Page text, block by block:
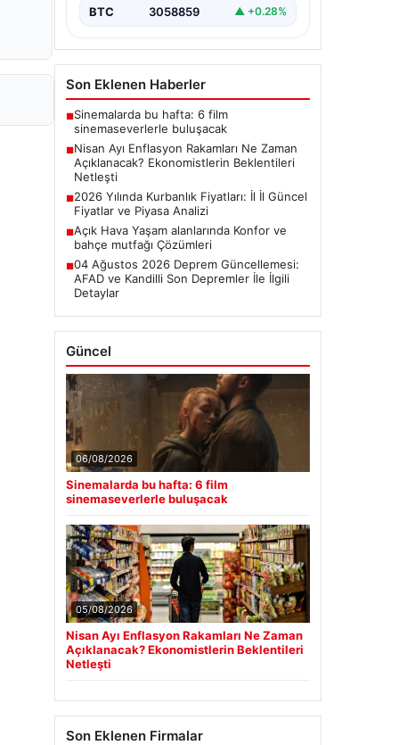
başladı.…
BTC 3058859 ▲ +0.28%
Son Eklenen Haberler
■Sinemalarda bu hafta: 6 film
sinemaseverlerle buluşacak
■Nisan Ayı Enflasyon Rakamları Ne Zaman
Açıklanacak? Ekonomistlerin Beklentileri
Netleşti
■2026 Yılında Kurbanlık Fiyatları: İl İl Güncel
Fiyatlar ve Piyasa Analizi
■Açık Hava Yaşam alanlarında Konfor ve
bahçe mutfağı Çözümleri
■04 Ağustos 2026 Deprem Güncellemesi:
AFAD ve Kandilli Son Depremler İle İlgili
Detaylar
Güncel
06/08/2026
Sinemalarda bu hafta: 6 film
sinemaseverlerle buluşacak
05/08/2026
Nisan Ayı Enflasyon Rakamları Ne Zaman
Açıklanacak? Ekonomistlerin Beklentileri
Netleşti
Son Eklenen Firmalar